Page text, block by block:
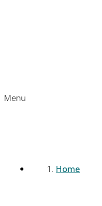
Menu
Home